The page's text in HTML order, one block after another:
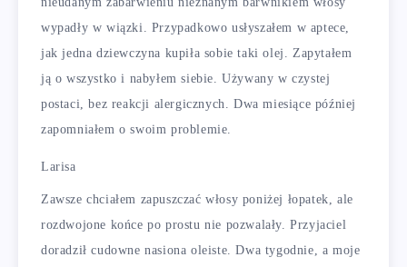
wypadły w wiązki. Przypadkowo usłyszałem w aptece,
jak jedna dziewczyna kupiła sobie taki olej. Zapytałem
ją o wszystko i nabyłem siebie. Używany w czystej
postaci, bez reakcji alergicznych. Dwa miesiące później
zapomniałem o swoim problemie.
Larisa
Zawsze chciałem zapuszczać włosy poniżej łopatek, ale
rozdwojone końce po prostu nie pozwalały. Przyjaciel
doradził cudowne nasiona oleiste. Dwa tygodnie, a moje